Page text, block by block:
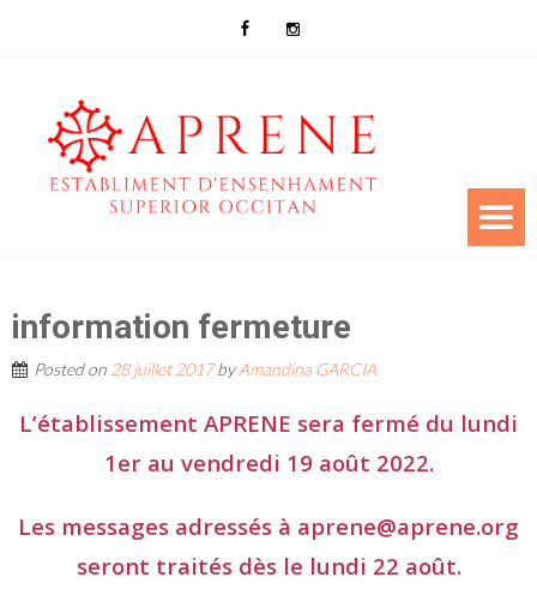
information fermeture
Posted on 28 juillet 2017byAmandina GARCIA
L’établissement APRENE sera fermé du lundi
1er au vendredi 19 août 2022.
Les messages adressés à aprene@aprene.org
seront traités dès le lundi 22 août.